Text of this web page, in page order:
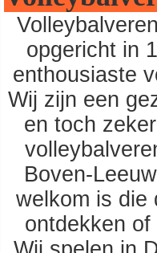
opgericht in
enthousiaste
Wij zijn een
en toch
Boven-
welkom is die
ontdekken